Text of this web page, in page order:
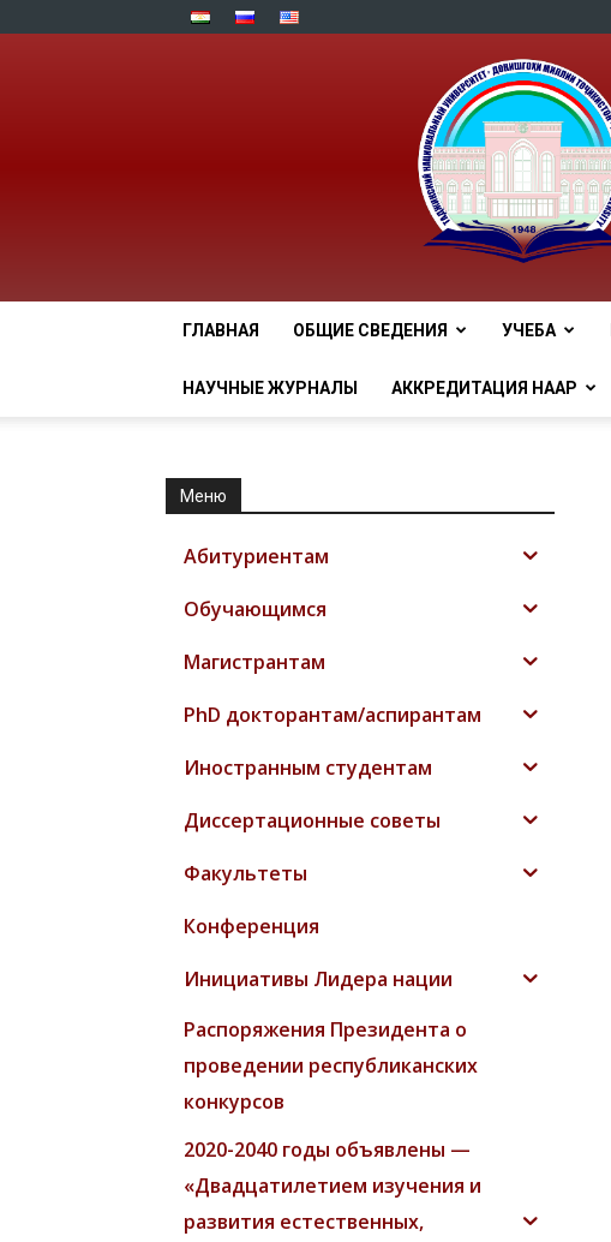
ГЛАВНАЯ ОБЩИЕ СВЕДЕНИЯ УЧЕБА
НАУЧНЫЕ ЖУРНАЛЫ АККРЕДИТАЦИЯ НААР
Меню
Абитуриентам
Обучающимся
Магистрантам
PhD докторантам/аспирантам
Иностранным студентам
Диссертационные советы
Факультеты
Конференция
Инициативы Лидера нации
Распоряжения Президента о
проведении республиканских
конкурсов
2020-2040 годы объявлены —
«Двадцатилетием изучения и
развития естественных,